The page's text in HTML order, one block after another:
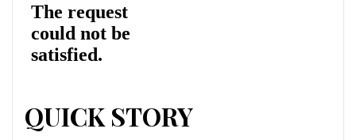
QUICK STORY